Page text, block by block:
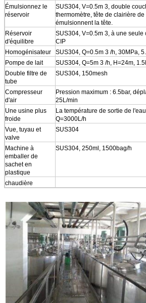
Émulsionnez le
réservoir
SUS304, V=0.5m 3, double
thermomètre, tête de clairière de
émulsionnent la tête.
Réservoir
d'équilibre
SUS304, V=0.5m 3, à une
CIP
Homogénisateur
SUS304, Q=0.5m 3 /h, 30MPa,
Pompe de lait
SUS304, Q=5m 3 /h, H=24m,
Double filtre de
tube
SUS304, 150mesh
Compresseur
d'air
Pression maximum : 6.5bar,
25L/min
Une usine plus
froide
La température de sortie de
Q=3000L/h
Vue, tuyau et
valve
SUS304
Machine à
emballer de
sachet en
plastique
SUS304, 250ml, 1500bag/h
chaudière